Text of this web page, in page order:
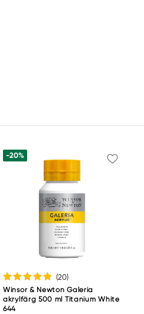
-20%
(20)
Winsor & Newton Galeria
akrylfärg 500 ml Titanium White
644